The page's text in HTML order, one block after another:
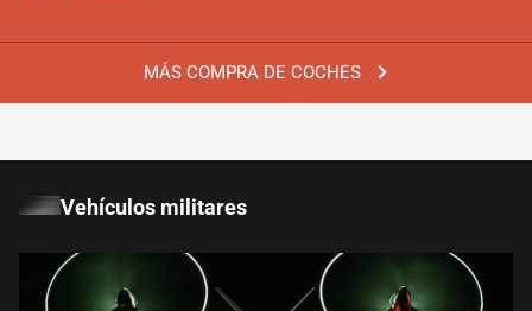
MÁS COMPRA DE COCHES
Vehículos militares